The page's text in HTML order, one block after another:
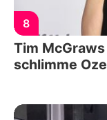
8
Tim
schlimme